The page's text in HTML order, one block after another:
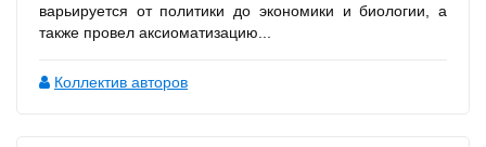
варьируется от политики до экономики и биологии, а
также провел аксиоматизацию...
Коллектив авторов